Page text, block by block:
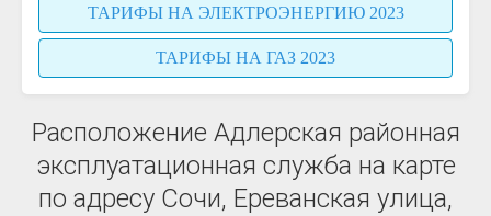
ТАРИФЫ НА ЭЛЕКТРОЭНЕРГИЮ 2023
ТАРИФЫ НА ГАЗ 2023
Расположение Адлерская районная
эксплуатационная служба на карте
по адресу Сочи, Ереванская улица,